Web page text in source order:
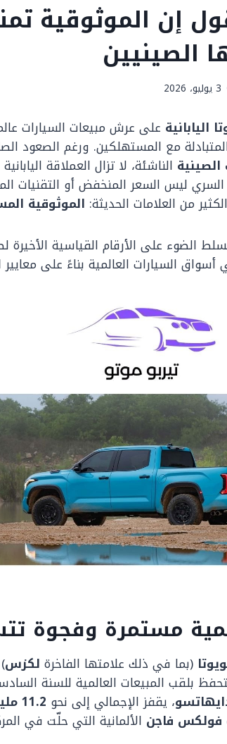
إن الموثوقية
الصينيين
3 يوليو، 2026
اليابانية على عرش مبيعات السيارات
مع المستهلكين. ورغم الصعود
الناشئة، لا تزال العملاقة
ليس السعر المنخفض أو التقنيات
من العلامات الحديثة: الموثوقية
الضوء على الأرقام القياسية
السيارات العالمية بناءً على معايير
مستمرة وفجوة
(بما في ذلك علامتها الفاخرة لكزس
بلقب المبيعات العالمية للسنة
، يقفز الإجمالي إلى نحو 11.2 مليون وحدة
فولكس فاجن الألمانية التي حلّت في